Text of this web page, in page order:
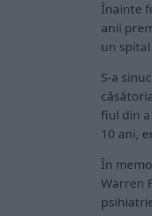
Înainte
anii
un
S-a
fiul din
10 ani,
În
Warren